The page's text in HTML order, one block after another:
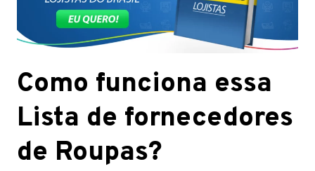
Como funciona essa
Lista de fornecedores
de Roupas?